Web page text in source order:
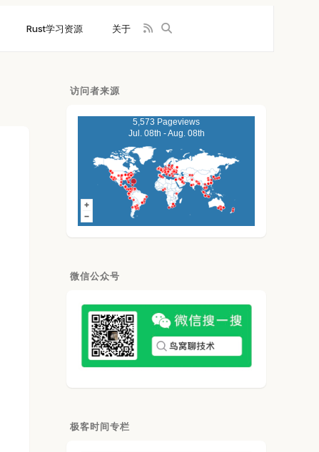
Rust学习资源 关于
访问者来源
5,573 Pageviews
Jul. 08th - Aug. 08th
微信公众号
极客时间专栏